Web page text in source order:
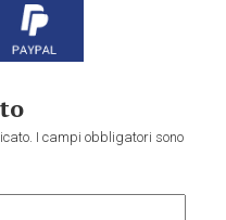
I campi obbligatori sono